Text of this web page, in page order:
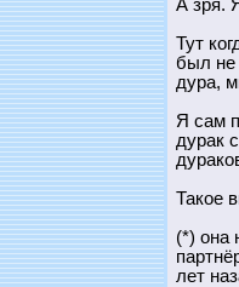
А зря.
Тут
был не
дура,
Я сам
дурак
Такое
(*) она
лет